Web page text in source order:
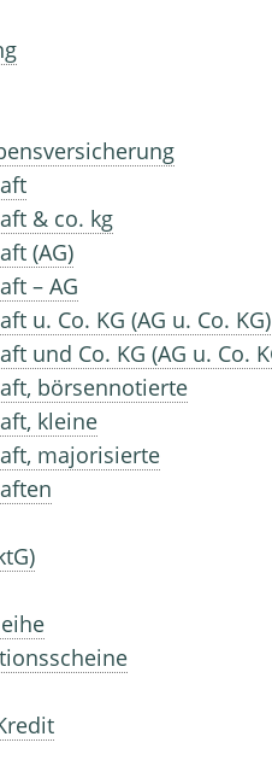
& co. kg
(AG)
– AG
u. Co. KG (AG u. Co. KG)
und Co. KG (AG u. Co.
börsennotierte
kleine
majorisierte